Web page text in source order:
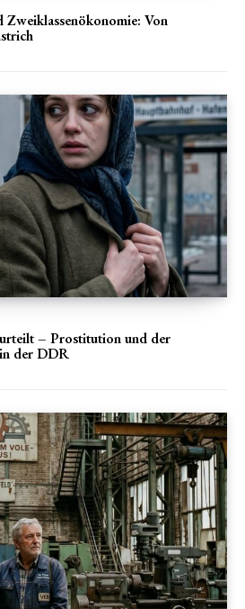
Zweiklassenökonomie: Von
– Prostitution und der
der DDR